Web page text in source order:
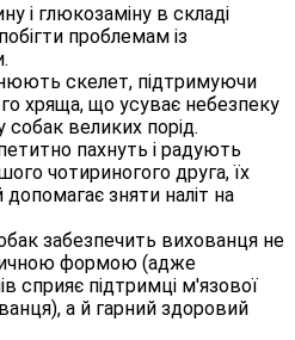
і глюкозаміну в складі
проблемам із
скелет, підтримуючи
хряща, що усуває небезпеку
великих порід.
пахнуть і радують
чотириногого друга, їх
зняти наліт на
забезпечить вихованця не
формою (адже
сприяє підтримці м'язової
а й гарний здоровий